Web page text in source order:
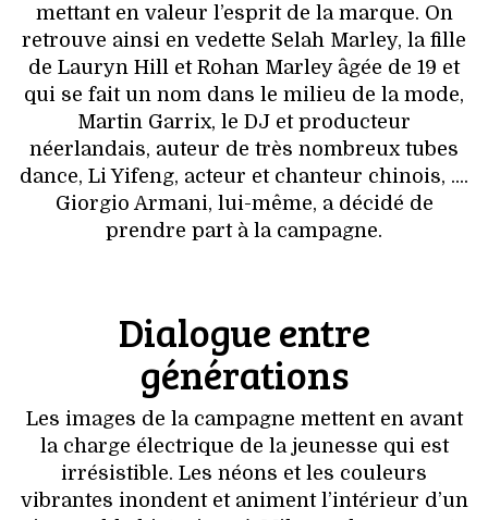
JEUNES CRÉATEURS
HISTOIRE DES MARQUES
DÉCO
VOYAGES & LOISIRS
mettant en valeur l’esprit de la marque. On
retrouve ainsi en vedette Selah Marley, la fille
de Lauryn Hill et Rohan Marley âgée de 19 et
qui se fait un nom dans le milieu de la mode,
Martin Garrix, le DJ et producteur
néerlandais, auteur de très nombreux tubes
dance, Li Yifeng, acteur et chanteur chinois, ....
Giorgio Armani, lui-même, a décidé de
prendre part à la campagne.
Dialogue entre
générations
Les images de la campagne mettent en avant
la charge électrique de la jeunesse qui est
irrésistible. Les néons et les couleurs
vibrantes inondent et animent l’intérieur d’un